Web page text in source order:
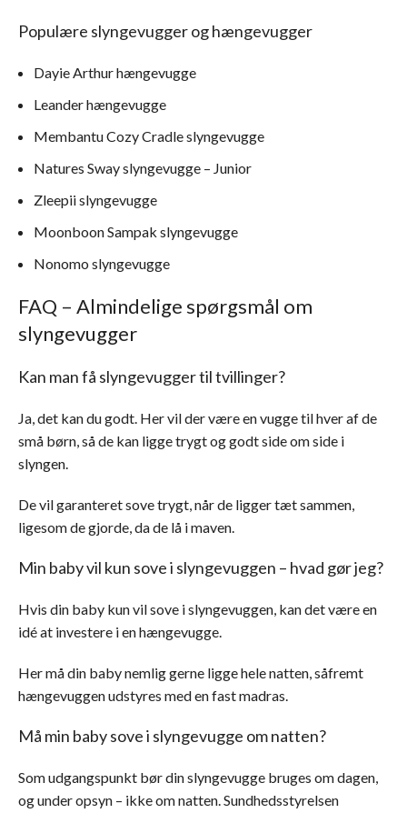
Populære slyngevugger og hængevugger
Dayie Arthur hængevugge
Leander hængevugge
Membantu Cozy Cradle slyngevugge
Natures Sway slyngevugge – Junior
Zleepii slyngevugge
Moonboon Sampak slyngevugge
Nonomo slyngevugge
FAQ – Almindelige spørgsmål om
slyngevugger
Kan man få slyngevugger til tvillinger?
Ja, det kan du godt. Her vil der være en vugge til hver af de
små børn, så de kan ligge trygt og godt side om side i
slyngen.
De vil garanteret sove trygt, når de ligger tæt sammen,
ligesom de gjorde, da de lå i maven.
Min baby vil kun sove i slyngevuggen – hvad gør jeg?
Hvis din baby kun vil sove i slyngevuggen, kan det være en
idé at investere i en hængevugge.
Her må din baby nemlig gerne ligge hele natten, såfremt
hængevuggen udstyres med en fast madras.
Må min baby sove i slyngevugge om natten?
Som udgangspunkt bør din slyngevugge bruges om dagen,
og under opsyn – ikke om natten. Sundhedsstyrelsen